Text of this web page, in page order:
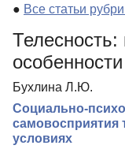
● Все статьи
Телесность:
Бухлина Л.Ю.
Социально-
самовосприятия
условиях